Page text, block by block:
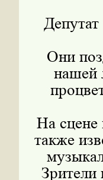
Они
нашей
На сцене
также
Зрители